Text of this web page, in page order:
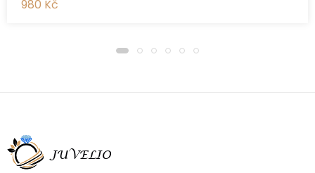
980 Kč